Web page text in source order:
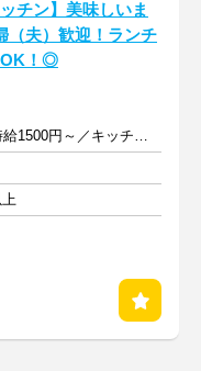
チン】美味しいま
（夫）歓迎！ランチ
OK！◎
ホール、接客補助：時給1500円～／キッチン：時給1300円～